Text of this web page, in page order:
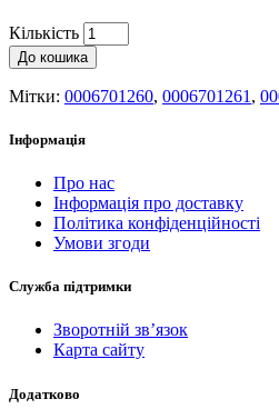
Кількість
До кошика
Мітки: 0006701260, 0006701261 ,
Інформація
Про нас
Інформація про доставку
Політика конфіденційності
Умови згоди
Служба підтримки
Зворотній зв’язок
Карта сайту
Додатково